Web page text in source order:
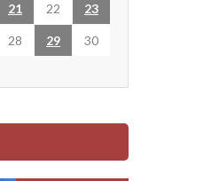
21 22 23
28 29
30